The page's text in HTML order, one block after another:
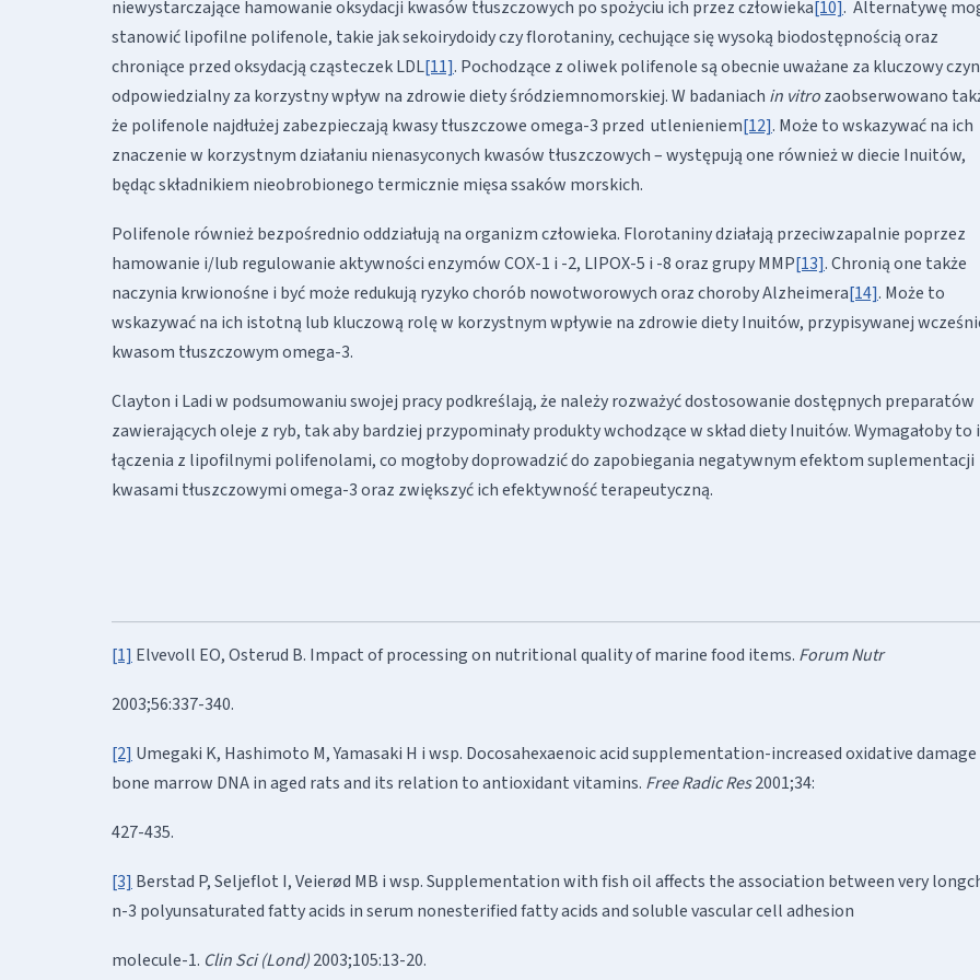
niewystarczające hamowanie oksydacji kwasów tłuszczowych po spożyciu ich przez człowieka[10]. Alternatywę
stanowić lipofilne polifenole, takie jak sekoirydoidy czy florotaniny, cechujące się wysoką biodostępnością oraz
chroniące przed oksydacją cząsteczek LDL[11]. Pochodzące z oliwek polifenole są obecnie uważane za kluczowy
odpowiedzialny za korzystny wpływ na zdrowie diety śródziemnomorskiej. W badaniach in vitrozaobserwowano
że polifenole najdłużej zabezpieczają kwasy tłuszczowe omega-3 przed utlenieniem[12]. Może to wskazywać na ich
znaczenie w korzystnym działaniu nienasyconych kwasów tłuszczowych – występują one również w diecie Inuitów,
będąc składnikiem nieobrobionego termicznie mięsa ssaków morskich.
Polifenole również bezpośrednio oddziałują na organizm człowieka. Florotaniny działają przeciwzapalnie poprzez
hamowanie i/lub regulowanie aktywności enzymów COX-1 i -2, LIPOX-5 i -8 oraz grupy MMP[13]. Chronią one także
naczynia krwionośne i być może redukują ryzyko chorób nowotworowych oraz choroby Alzheimera[14]. Może to
wskazywać na ich istotną lub kluczową rolę w korzystnym wpływie na zdrowie diety Inuitów, przypisywanej
kwasom tłuszczowym omega-3.
Clayton i Ladi w podsumowaniu swojej pracy podkreślają, że należy rozważyć dostosowanie dostępnych preparatów
zawierających oleje z ryb, tak aby bardziej przypominały produkty wchodzące w skład diety Inuitów. Wymagałoby to
łączenia z lipofilnymi polifenolami, co mogłoby doprowadzić do zapobiegania negatywnym efektom suplementacji
kwasami tłuszczowymi omega-3 oraz zwiększyć ich efektywność terapeutyczną.
[1] Elvevoll EO, Osterud B. Impact of processing on nutritional quality of marine food items. Forum Nutr
2003;56:337-340.
[2] Umegaki K, Hashimoto M, Yamasaki H i wsp. Docosahexaenoic acid supplementation-increased oxidative damage
bone marrow DNA in aged rats and its relation to antioxidant vitamins. Free Radic Res2001;34:
427-435.
[3] Berstad P, Seljeflot I, Veierød MB i wsp. Supplementation with fish oil affects the association between very
n-3 polyunsaturated fatty acids in serum nonesterified fatty acids and soluble vascular cell adhesion
molecule-1. Clin Sci (Lond)2003;105:13-20.